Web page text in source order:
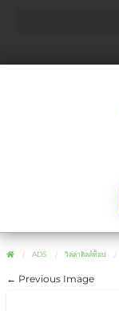
ADS วิลล่าฮิลล์ท็อป
← Previous Image